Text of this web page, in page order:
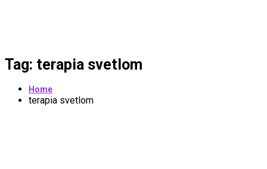
Tag: terapia svetlom
Home
terapia svetlom